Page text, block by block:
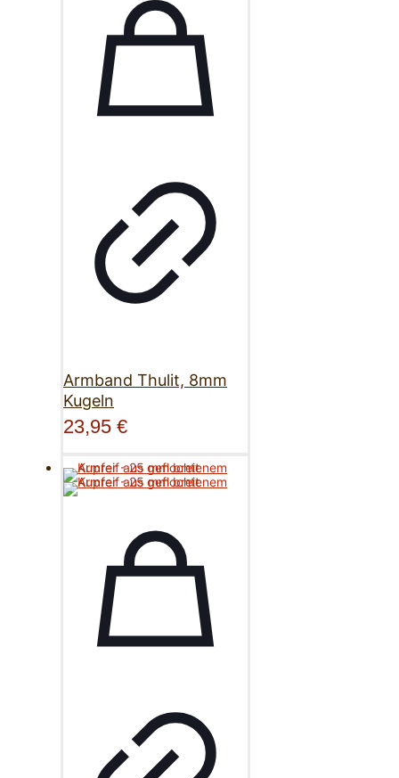
Armband Thulit, 8mm
Kugeln
23,95 €